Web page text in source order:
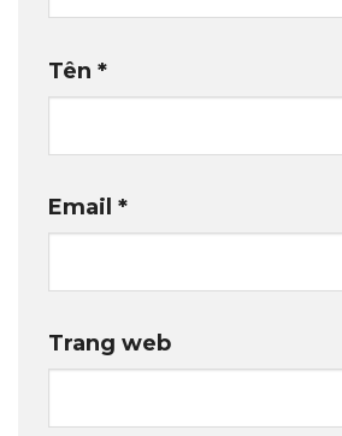
Tên *
Email *
Trang web